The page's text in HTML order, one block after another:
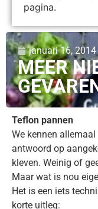
januari 16, 2014
MEER
Teflon pannen
We kennen
antwoord op
kleven. Weinig of
Maar wat is nou
Het is een iets
korte uitleg:
pagina.